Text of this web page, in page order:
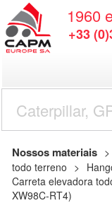
1960
+33
Nossos materiais
todo terreno
Carreta elevadora
XW98C-RT4)